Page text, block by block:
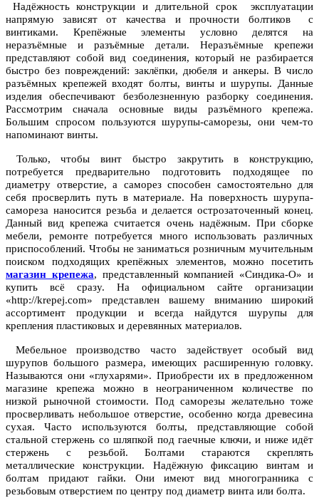
Надёжность конструкции и длительной срок эксплуатации
напрямую зависят от качества и прочности болтиков с
винтиками. Крепёжные элементы условно делятся на
неразъёмные и разъёмные детали. Неразъёмные крепежи
представляют собой вид соединения, который не разбирается
быстро без повреждений: заклёпки, дюбеля и анкеры. В число
разъёмных крепежей входят болты, винты и шурупы. Данные
изделия обеспечивают безболезненную разборку соединения.
Рассмотрим сначала основные виды разъёмного крепежа.
Большим спросом пользуются шурупы-саморезы, они чем-то
напоминают винты.
Только, чтобы винт быстро закрутить в конструкцию,
потребуется предварительно подготовить подходящее по
диаметру отверстие, а саморез способен самостоятельно для
себя просверлить путь в материале. На поверхность шурупа-
самореза наносится резьба и делается острозаточенный конец.
Данный вид крепежа считается очень надёжным. При сборке
мебели, ремонте потребуется много использовать различных
приспособлений. Чтобы не заниматься розничным мучительным
поиском подходящих крепёжных элементов, можно посетить
магазин крепежа, представленный компанией «Синдика-О» и
купить всё сразу. На официальном сайте организации
«http://krepej.com» представлен вашему вниманию широкий
ассортимент продукции и всегда найдутся шурупы для
крепления пластиковых и деревянных материалов.
Мебельное производство часто задействует особый вид
шурупов большого размера, имеющих расширенную головку.
Называются они «глухарями». Приобрести их в предложенном
магазине крепежа можно в неограниченном количестве по
низкой рыночной стоимости. Под саморезы желательно тоже
просверливать небольшое отверстие, особенно когда древесина
сухая. Часто используются болты, представляющие собой
стальной стержень со шляпкой под гаечные ключи, и ниже идёт
стержень с резьбой. Болтами стараются скреплять
металлические конструкции. Надёжную фиксацию винтам и
болтам придают гайки. Они имеют вид многогранника с
резьбовым отверстием по центру под диаметр винта или болта.